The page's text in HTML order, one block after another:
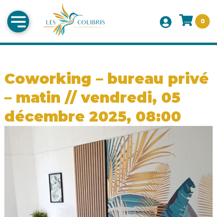
0
Coworking – bureau privé
– matin // vendredi, 05
décembre 2025, 08:00